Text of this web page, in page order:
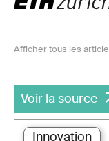
Afficher tous les
Voir la source
Innovation